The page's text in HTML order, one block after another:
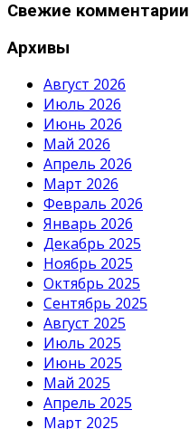
Свежие комментарии
Архивы
Август 2026
Июль 2026
Июнь 2026
Май 2026
Апрель 2026
Март 2026
Февраль 2026
Январь 2026
Декабрь 2025
Ноябрь 2025
Октябрь 2025
Сентябрь 2025
Август 2025
Июль 2025
Июнь 2025
Май 2025
Апрель 2025
Март 2025